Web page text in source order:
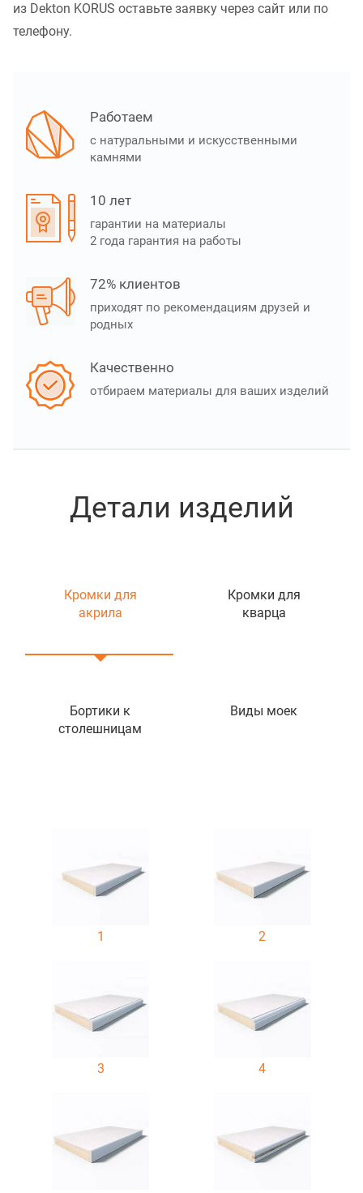
из Dekton KORUS оставьте заявку через сайт или по
телефону.
Работаем
с натуральными и искусственными
камнями
10 лет
гарантии на материалы
2 года гарантия на работы
72% клиентов
приходят по рекомендациям друзей и
родных
Качественно
отбираем материалы для ваших изделий
Детали изделий
Кромки для
акрила
Кромки для
кварца
Бортики к
столешницам
Виды моек
1 2
3 4